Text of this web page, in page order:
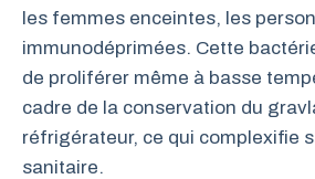
les femmes enceintes, les
immunodéprimées. Cette
de proliférer même à basse
cadre de la conservation du
réfrigérateur, ce qui complexifie
sanitaire.